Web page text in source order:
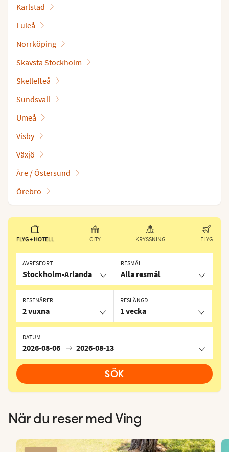
Karlstad
Luleå
Norrköping
Skavsta Stockholm
Skellefteå
Sundsvall
Umeå
Visby
Växjö
Åre / Östersund
Örebro
FLYG + HOTELL CITY KRYSSNING FLYG
AVRESEORT
Stockholm-Arlanda
RESMÅL
Alla resmål
RESLÄNGD
1 vecka
DATUM
2026-08-06 2026-08-13
RESENÄRER
2 vuxna
SÖK
När du reser med Ving